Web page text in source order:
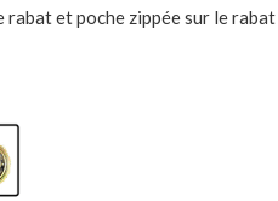
rabat et poche zippée sur le rabat